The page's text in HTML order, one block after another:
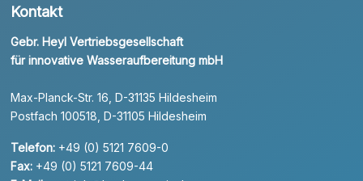
Kontakt
Gebr. Heyl Vertriebsgesellschaft
für innovative Wasseraufbereitung mbH
Max-Planck-Str. 16, D-31135 Hildesheim
Postfach 100518, D-31105 Hildesheim
Telefon: +49 (0) 5121 7609-0
Fax: +49 (0) 5121 7609-44